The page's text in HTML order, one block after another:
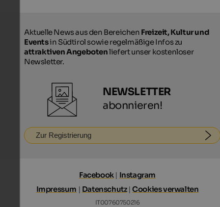
Aktuelle News aus den Bereichen Freizeit, Kultur und
Eventsin Südtirol sowie regelmäßige Infos zu
attraktiven Angebotenliefert unser kostenloser
Newsletter.
NEWSLETTER
abonnieren!
Zur Registrierung
Facebook| Instagram
Impressum | Datenschutz|Cookies verwalten
IT00760750216